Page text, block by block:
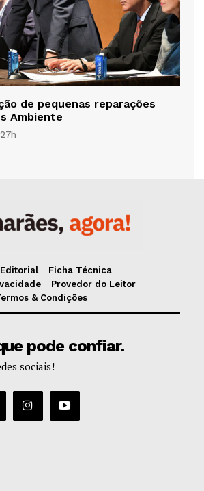
de pequenas reparações
Ambiente
Ficha Técnica
Provedor do Leitor
& Condições
pode confiar.
sociais!